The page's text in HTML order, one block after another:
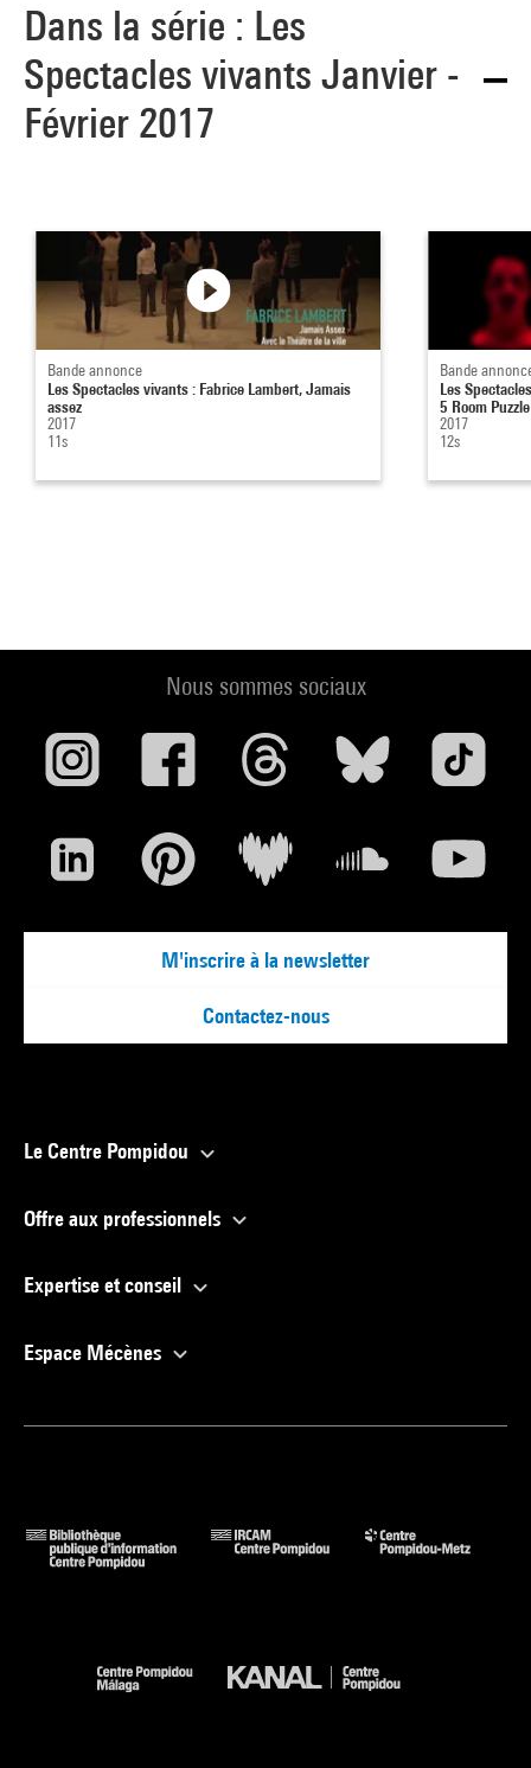
Dans la série : Les
Spectacles vivants Janvier -
Février 2017
Bande annonce
Les Spectacles vivants : Fabrice Lambert, Jamais
assez
2017
11s
Bande
Les
5 Room Puzzle
2017
12s
Nous sommes sociaux
M'inscrire à la newsletter
Contactez-nous
Le Centre Pompidou
Offre aux professionnels
Expertise et conseil
Espace Mécènes